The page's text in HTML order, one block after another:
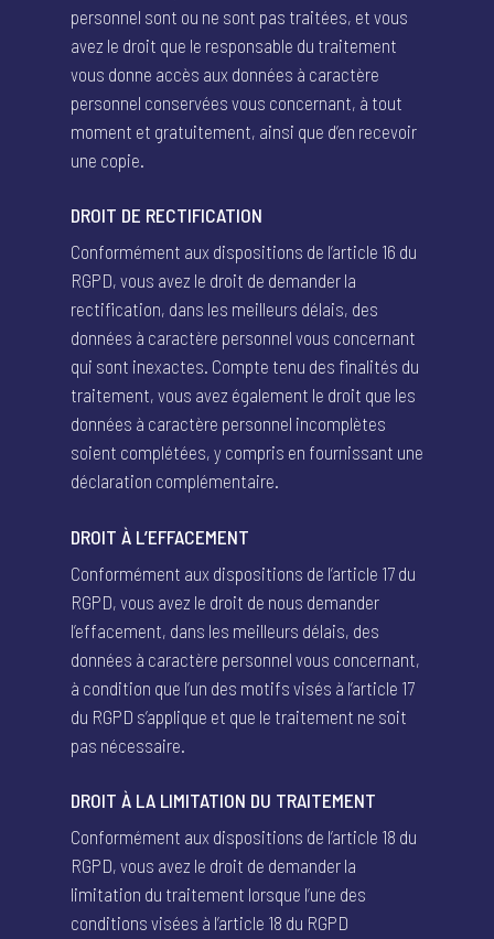
personnel sont ou ne sont pas traitées, et vous
avez le droit que le responsable du traitement
vous donne accès aux données à caractère
personnel conservées vous concernant, à tout
moment et gratuitement, ainsi que d’en recevoir
une copie.
DROIT DE RECTIFICATION
Conformément aux dispositions de l’article 16 du
RGPD, vous avez le droit de demander la
rectification, dans les meilleurs délais, des
données à caractère personnel vous concernant
qui sont inexactes. Compte tenu des finalités du
traitement, vous avez également le droit que les
données à caractère personnel incomplètes
soient complétées, y compris en fournissant une
déclaration complémentaire.
DROIT À L’EFFACEMENT
Conformément aux dispositions de l’article 17 du
RGPD, vous avez le droit de nous demander
l’effacement, dans les meilleurs délais, des
données à caractère personnel vous concernant,
à condition que l’un des motifs visés à l’article 17
du RGPD s’applique et que le traitement ne soit
pas nécessaire.
DROIT À LA LIMITATION DU TRAITEMENT
Conformément aux dispositions de l’article 18 du
RGPD, vous avez le droit de demander la
limitation du traitement lorsque l’une des
conditions visées à l’article 18 du RGPD